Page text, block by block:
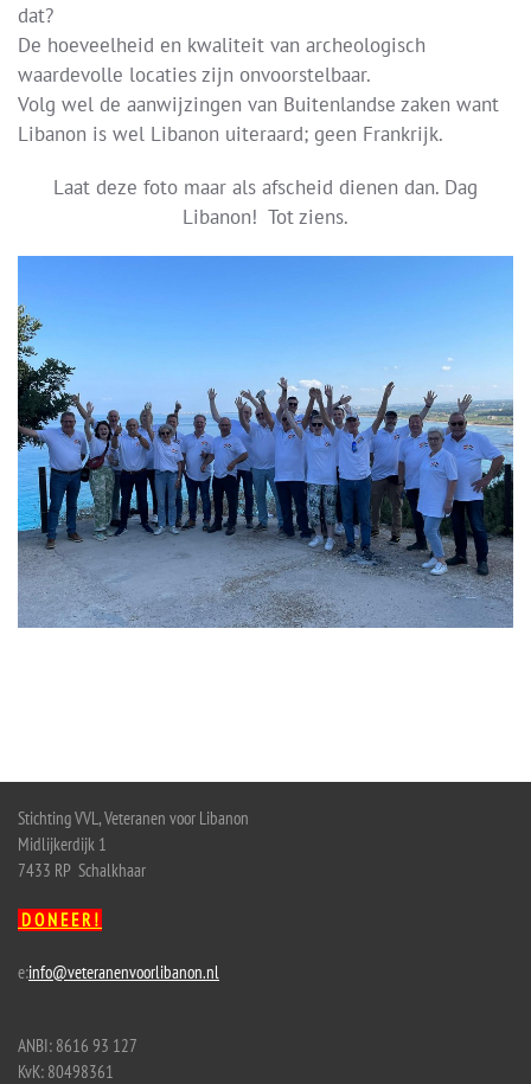
dat?
De hoeveelheid en kwaliteit van archeologisch
waardevolle locaties zijn onvoorstelbaar.
Volg wel de aanwijzingen van Buitenlandse zaken want
Libanon is wel Libanon uiteraard; geen Frankrijk.
Laat deze foto maar als afscheid dienen dan. Dag
Libanon! Tot ziens.
Stichting VVL, Veteranen voor Libanon
Midlijkerdijk 1
7433 RP Schalkhaar
D O N E E R !
e:info@veteranenvoorlibanon.nl
ANBI: 8616 93 127
KvK: 80498361